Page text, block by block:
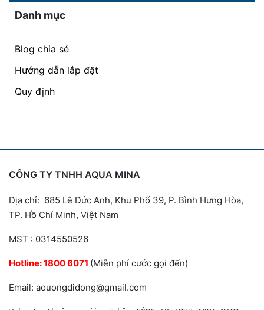
Danh mục
Blog chia sẻ
Hướng dẫn lắp đặt
Quy định
CÔNG TY TNHH AQUA MINA
Địa chỉ: 685 Lê Đức Anh, Khu Phố 39, P. Bình Hưng Hòa,
TP. Hồ Chí Minh, Việt Nam
MST : 0314550526
Hotline:1800 6071 (Miễn phí cước gọi đến)
Email: aouongdidong@gmail.com